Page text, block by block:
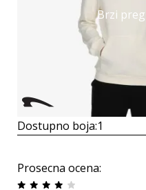
Brzi
Dostupno boja:1
Prosecna ocena: